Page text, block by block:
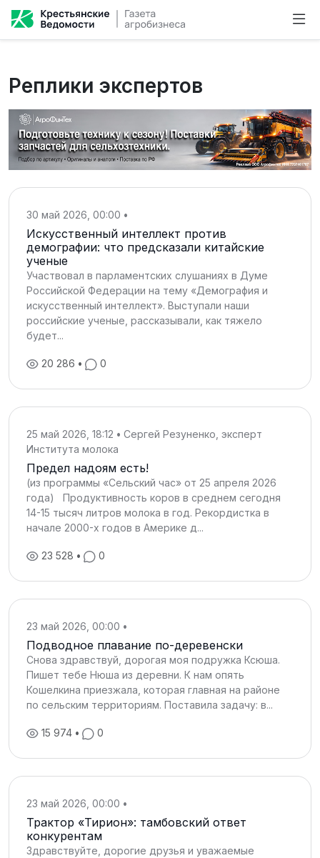
Реплики экспертов
30 май 2026, 00:00 •
Искусственный интеллект против
демографии: что предсказали китайские
ученые
Участвовал в парламентских слушаниях в Думе
Российской Федерации на тему «Демография и
искусственный интеллект». Выступали наши
российские ученые, рассказывали, как тяжело
будет...
20 286 • 0
25 май 2026, 18:12 • Сергей Резуненко, эксперт
Института молока
Предел надоям есть!
(из программы «Сельский час» от 25 апреля 2026
года) Продуктивность коров в среднем сегодня
14-15 тысяч литров молока в год. Рекордистка в
начале 2000-х годов в Америке д...
23 528 • 0
23 май 2026, 00:00 •
Подводное плавание по-деревенски
Снова здравствуй, дорогая моя подружка Ксюша.
Пишет тебе Нюша из деревни. К нам опять
Кошелкина приезжала, которая главная на районе
по сельским территориям. Поставила задачу: в...
15 974 • 0
23 май 2026, 00:00 •
Трактор «Тирион»: тамбовский ответ
конкурентам
Здравствуйте, дорогие друзья и уважаемые